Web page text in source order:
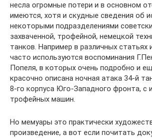
несла огромные потери и в основном
имеются, хотя и скудные сведения об
некоторыми подразделениями
захваченной, трофейной, немецкой
танков. Например в различных статьях
часто используются воспоминания
Попеля, в которых очень подробно и
красочно описана ночная атака 34-й
8-го корпуса Юго-Западного фронта, с
трофейных машин.
Но мемуары это практически
произведение, а вот если почитать